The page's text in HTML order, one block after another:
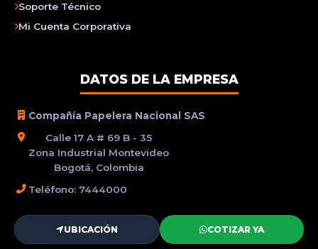
Soporte Técnico
Mi Cuenta Corporativa
DATOS DE LA EMPRESA
Compañía Papelera Nacional SAS
Calle 17 A # 69 B - 35
Zona Industrial Montevideo
Bogotá, Colombia
Teléfono: 7444000
UBICACIÓN COTIZAR YA